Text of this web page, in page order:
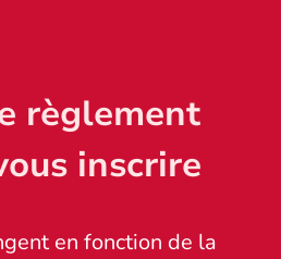
règlement
inscrire
en fonction de la